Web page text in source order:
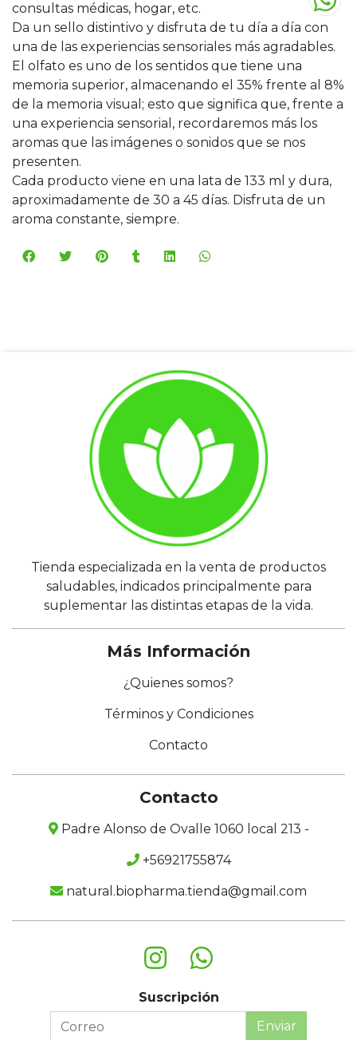
consultas médicas, hogar, etc.
Da un sello distintivo y disfruta de tu día a día con
una de las experiencias sensoriales más agradables.
El olfato es uno de los sentidos que tiene una
memoria superior, almacenando el 35% frente al 8%
de la memoria visual; esto que significa que, frente a
una experiencia sensorial, recordaremos más los
aromas que las imágenes o sonidos que se nos
presenten.
Cada producto viene en una lata de 133 ml y dura,
aproximadamente de 30 a 45 días. Disfruta de un
aroma constante, siempre.
Tienda especializada en la venta de productos
saludables, indicados principalmente para
suplementar las distintas etapas de la vida.
Más Información
¿Quienes somos?
Términos y Condiciones
Contacto
Contacto
Padre Alonso de Ovalle 1060 local 213 -
+56921755874
natural.biopharma.tienda@gmail.com
Suscripción
Enviar